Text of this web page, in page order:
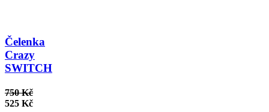
Čelenka
Crazy
SWITCH
750 Kč
525 Kč